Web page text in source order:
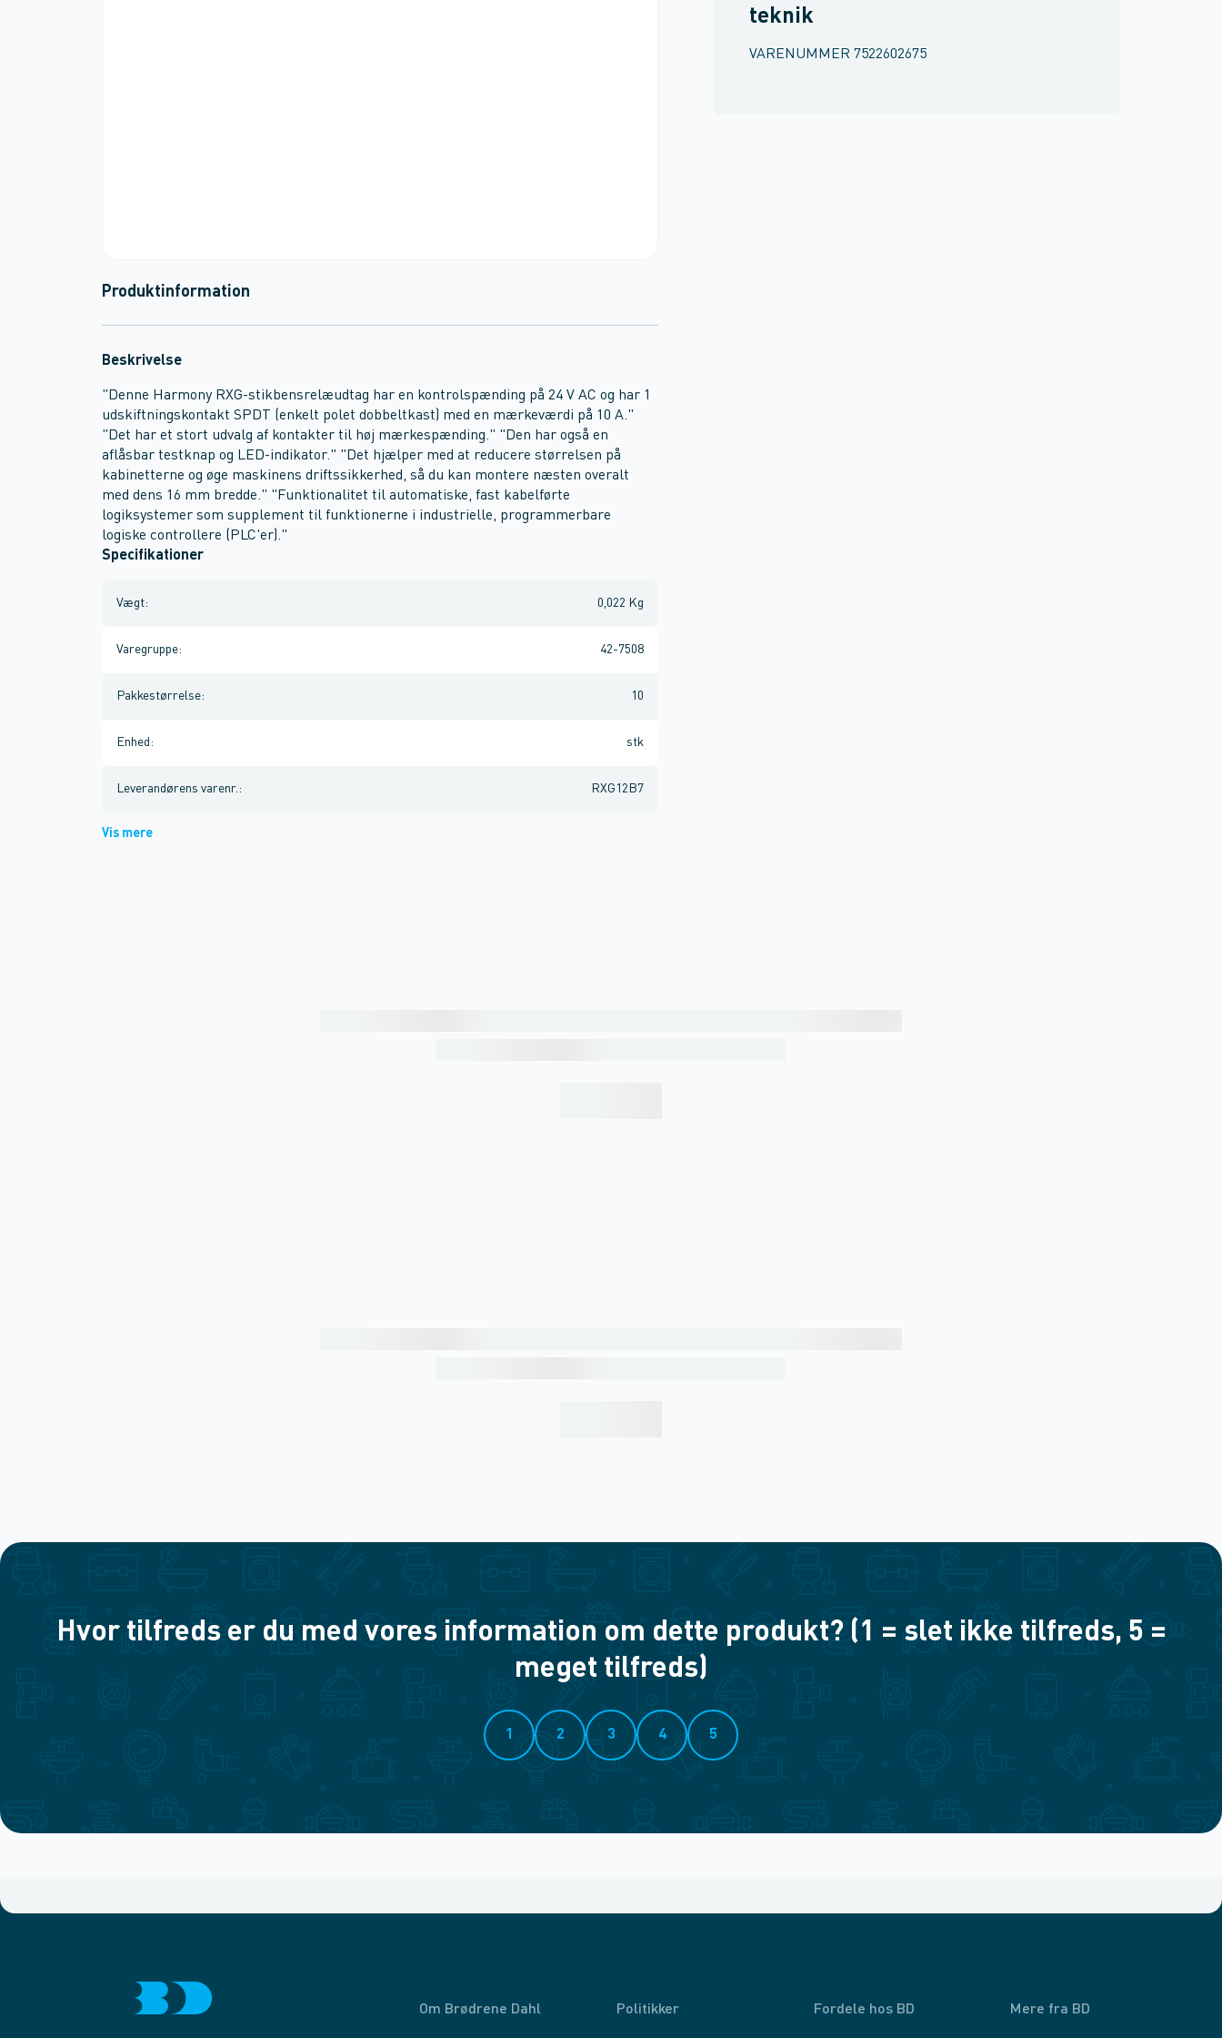
teknik
VARENUMMER 7522602675
Produktinformation
Beskrivelse
"Denne Harmony RXG-stikbensrelæudtag har en kontrolspænding på 24 V AC og har 1
udskiftningskontakt SPDT (enkelt polet dobbeltkast) med en mærkeværdi på 10 A."
"Det har et stort udvalg af kontakter til høj mærkespænding." "Den har også en
aflåsbar testknap og LED-indikator." "Det hjælper med at reducere størrelsen på
kabinetterne og øge maskinens driftssikkerhed, så du kan montere næsten overalt
med dens 16 mm bredde." "Funktionalitet til automatiske, fast kabelførte
logiksystemer som supplement til funktionerne i industrielle, programmerbare
logiske controllere (PLC'er)."
Specifikationer
Vægt: 0,022 Kg
Varegruppe: 42-7508
Pakkestørrelse: 10
Enhed : stk
Leverandørens varenr. : RXG12B7
Vis mere
Hvor tilfreds er du med vores information om dette produkt? (1 = slet ikke tilfreds, 5 =
meget tilfreds)
1 2 3 4 5
Om Brødrene Dahl Politikker Fordele hos BD Mere fra BD